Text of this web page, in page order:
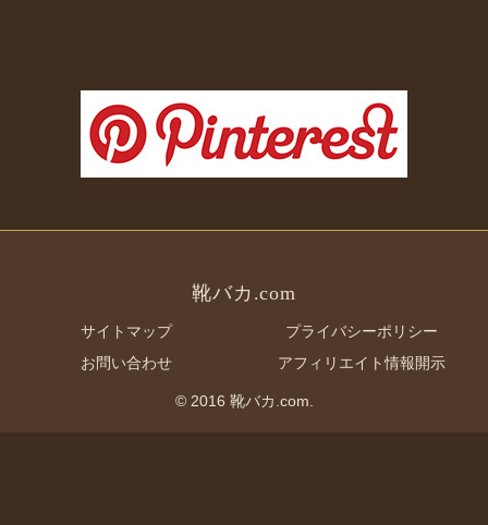
靴バカ.com
サイトマップ
プライバシーポリシー
お問い合わせ
アフィリエイト情報開示
© 2016 靴バカ.com.